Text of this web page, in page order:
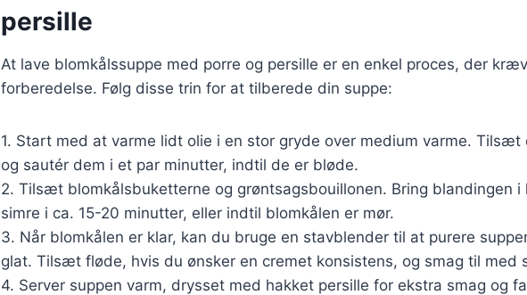
persille
At lave blomkålssuppe med porre og persille er en enkel proces, der
forberedelse. Følg disse trin for at tilberede din suppe:
1. Start med at varme lidt olie i en stor gryde over medium varme. Tilsæt
og sautér dem i et par minutter, indtil de er bløde.
2. Tilsæt blomkålsbuketterne og grøntsagsbouillonen. Bring blandingen i
simre i ca. 15-20 minutter, eller indtil blomkålen er mør.
3. Når blomkålen er klar, kan du bruge en stavblender til at purere
glat. Tilsæt fløde, hvis du ønsker en cremet konsistens, og smag til med
4. Server suppen varm, drysset med hakket persille for ekstra smag og